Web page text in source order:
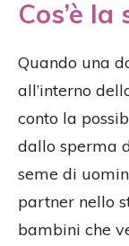
Cos’è
Quando una
all’interno
conto la
dallo sperma
seme di
partner nello
bambini che